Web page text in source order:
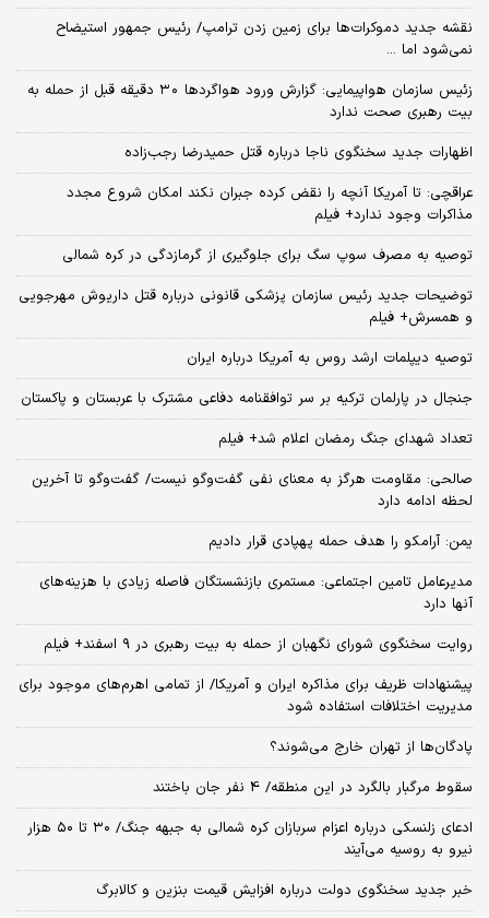
نقشه جدید دموکرات‌ها برای زمین زدن ترامپ/ رئیس جمهور استیضاح
نمی‌شود اما ...
زئیس سازمان هواپیمایی: گزارش ورود هواگردها ٣٠ دقیقه قبل از حمله به
بیت رهبری صحت ندارد
اظهارات جدید سخنگوی ناجا درباره قتل حمیدرضا رجب‌زاده
عراقچی: تا آمریکا آنچه را نقض کرده جبران نکند امکان شروع مجدد
مذاکرات وجود ندارد+ فیلم
توصیه به مصرف سوپ سگ برای جلوگیری از گرمازدگی در کره شمالی
توضیحات جدید رئیس سازمان پزشکی قانونی درباره قتل داریوش مهرجویی
و همسرش+ فیلم
توصیه دیپلمات ارشد روس به آمریکا درباره ایران
جنجال در پارلمان ترکیه بر سر توافقنامه دفاعی مشترک با عربستان و پاکستان
تعداد شهدای جنگ رمضان اعلام شد+ فیلم
صالحی: مقاومت هرگز به معنای نفی گفت‌وگو نیست/ گفت‌وگو تا آخرین
لحظه ادامه دارد
یمن: آرامکو را هدف حمله پهپادی قرار دادیم
مدیرعامل تامین اجتماعی: مستمری بازنشستگان فاصله زیادی با هزینه‌های
آنها دارد
روایت سخنگوی شورای نگهبان از حمله به بیت رهبری در ۹ اسفند+ فیلم
پیشنهادات ظریف برای مذاکره ایران و آمریکا/ از تمامی اهرم‌های موجود برای
مدیریت اختلافات استفاده شود
پادگان‌ها از تهران خارج می‌شوند؟
سقوط مرگبار بالگرد در این منطقه/ 4 نفر جان باختند
ادعای زلنسکی درباره اعزام سربازان کره شمالی به جبهه جنگ/ ۳۰ تا ۵۰ هزار
نیرو به روسیه می‌آیند
خبر جدید سخنگوی دولت درباره افزایش قیمت بنزین و کالابرگ